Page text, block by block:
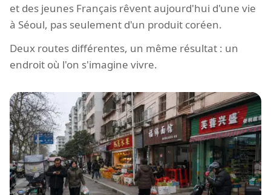
et des jeunes Français rêvent aujourd'hui d'une vie
à Séoul, pas seulement d'un produit coréen.
Deux routes différentes, un même résultat : un
endroit où l'on s'imagine vivre.